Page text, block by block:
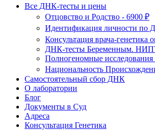
Все ДНК-тесты и цены
Отцовство и Родство - 6900 ₽
Идентификация личности по
Консультация врача-генетика
ДНК-тесты Беременным.
Полногеномные исследования
Национальность
Самостоятельный сбор ДНК
О лаборатории
Блог
Документы в Суд
Адреса
Консультация Генетика